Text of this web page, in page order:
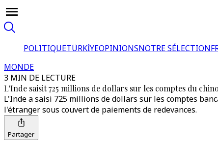
POLITIQUETÜRKİYEOPINIONSNOTRE SÉLECTION
MONDE
3 MIN DE LECTURE
L'Inde saisit 725 millions de dollars sur les comptes du
L'Inde a saisi 725 millions de dollars sur les comptes
l'étranger sous couvert de paiements de redevances.
Partager